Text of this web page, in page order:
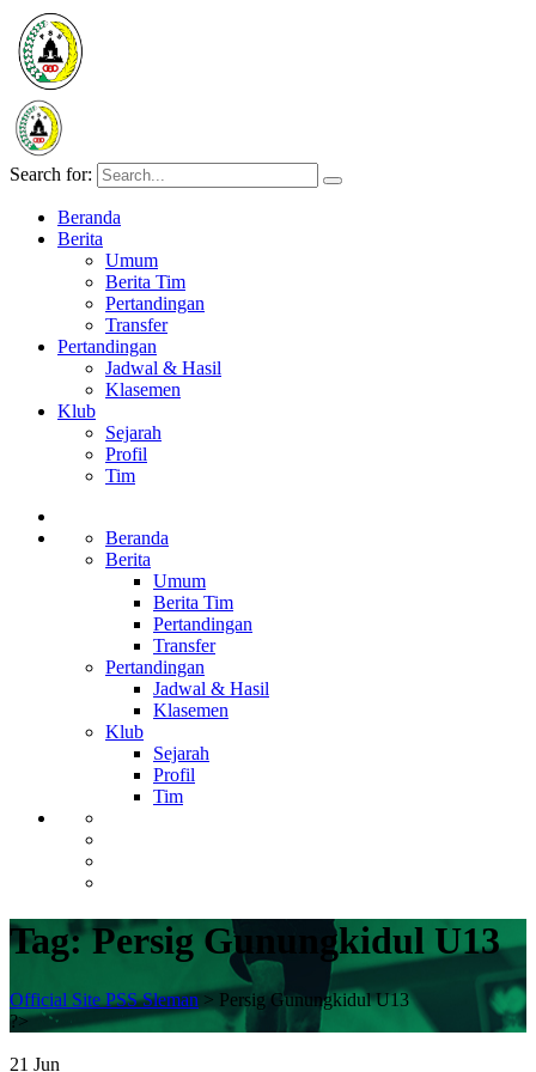
Search for:
Beranda
Berita
Umum
Berita Tim
Pertandingan
Transfer
Pertandingan
Jadwal & Hasil
Klasemen
Klub
Sejarah
Profil
Tim
Beranda
Berita
Umum
Berita Tim
Pertandingan
Transfer
Pertandingan
Jadwal & Hasil
Klasemen
Klub
Sejarah
Profil
Tim
Tag:Persig Gunungkidul U13
Official Site PSS Sleman > Persig Gunungkidul U13
?>
21 Jun